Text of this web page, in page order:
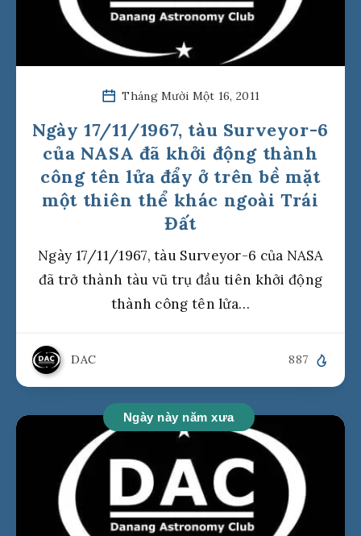
Tháng Mười Một 16, 2011
Ngày 17/11/1967, tàu Surveyor-6
của NASA đã khởi động thành
công tên lửa đẩy ở trên bề mặt
một thiên thể khác ngoài Trái
Đất
Ngày 17/11/1967, tàu Surveyor-6 của NASA
đã trở thành tàu vũ trụ đầu tiên khởi động
thành công tên lửa…
DAC 887
Ngày này năm xưa